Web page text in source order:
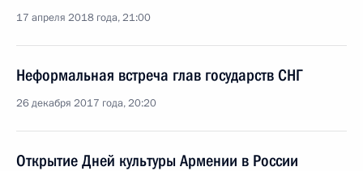
17 апреля 2018 года, 21:00
Неформальная встреча глав государств СНГ
26 декабря 2017 года, 20:20
Открытие Дней культуры Армении в России